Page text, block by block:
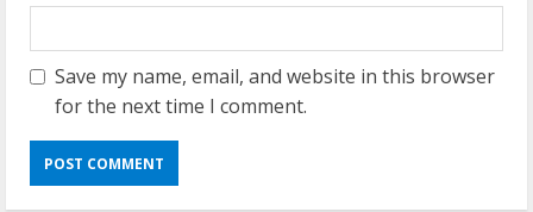
Save my name, email, and website in this browser
for the next time I comment.